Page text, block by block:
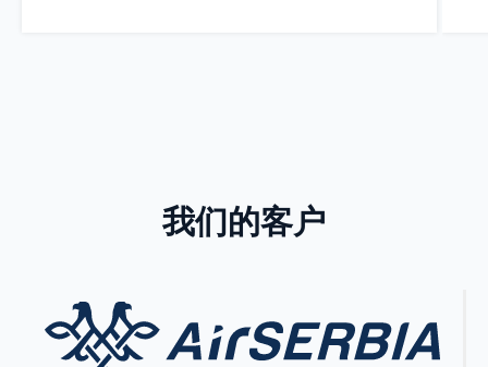
我们的客户